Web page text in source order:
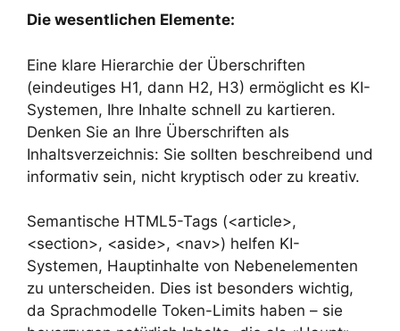
Die wesentlichen Elemente:
Eine klare Hierarchie der Überschriften
(eindeutiges H1, dann H2, H3) ermöglicht es KI-
Systemen, Ihre Inhalte schnell zu kartieren.
Denken Sie an Ihre Überschriften als
Inhaltsverzeichnis: Sie sollten beschreibend und
informativ sein, nicht kryptisch oder zu kreativ.
Semantische HTML5-Tags (<article>,
<section>, <aside>, <nav>) helfen KI-
Systemen, Hauptinhalte von Nebenelementen
zu unterscheiden. Dies ist besonders wichtig,
da Sprachmodelle Token-Limits haben – sie